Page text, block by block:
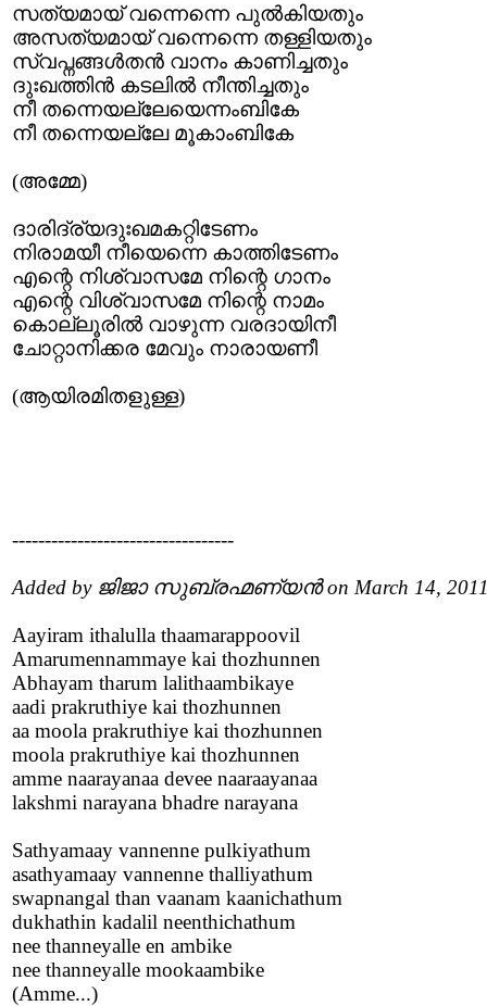
സത്യമായ് വന്നെന്നെ പുല്‍കിയതും
അസത്യമായ് വന്നെന്നെ തള്ളിയതും
സ്വപ്നങ്ങള്‍തന്‍ വാനം കാണിച്ചതും
ദുഃഖത്തിന്‍ കടലില്‍ നീന്തിച്ചതും
നീ തന്നെയല്ലേയെന്നംബികേ
നീ തന്നെയല്ലേ മൂകാംബികേ
(അമ്മേ)
ദാരിദ്ര്യദുഃഖമകറ്റിടേണം
നിരാമയീ നീയെന്നെ കാത്തിടേണം
എന്റെ നിശ്വാസമേ നിന്റെ ഗാനം
എന്റെ വിശ്വാസമേ നിന്റെ നാമം
കൊല്ലൂരില്‍ വാഴുന്ന വരദായിനീ
ചോറ്റാനിക്കര മേവും നാരായണീ
(ആയിരമിതളുള്ള)
----------------------------------
Added by ജിജാ സുബ്രഹ്മണ്യൻ on March 14,
Aayiram ithalulla thaamarappoovil
Amarumennammaye kai thozhunnen
Abhayam tharum lalithaambikaye
aadi prakruthiye kai thozhunnen
aa moola prakruthiye kai thozhunnen
moola prakruthiye kai thozhunnen
amme naarayanaa devee naaraayanaa
lakshmi narayana bhadre narayana
Sathyamaay vannenne pulkiyathum
asathyamaay vannenne thalliyathum
swapnangal than vaanam kaanichathum
dukhathin kadalil neenthichathum
nee thanneyalle en ambike
nee thanneyalle mookaambike
(Amme...)